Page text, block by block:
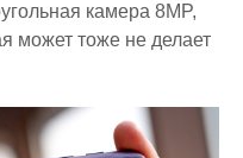
камера 8MP,
может тоже не делает